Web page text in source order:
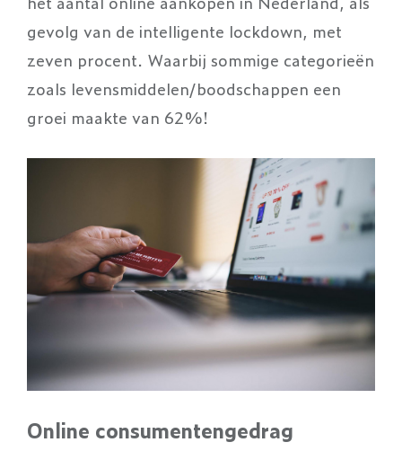
gevolg van de intelligente lockdown, met
zeven procent. Waarbij sommige categorieën
zoals levensmiddelen/boodschappen een
groei maakte van 62%!
Online consumentengedrag